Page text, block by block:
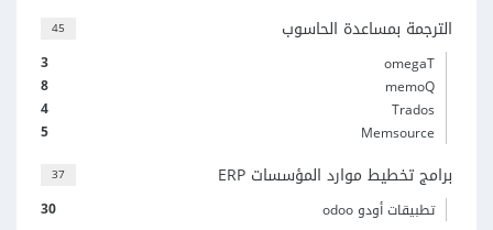
45 الترجمة بمساعدة الحاسوب
3
omegaT
8
memoQ
4
Trados
5
Memsource
37 برامج تخطيط موارد المؤسسات ERP
30 تطبيقات أودو odoo